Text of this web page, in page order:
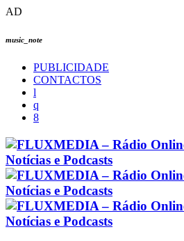
AD
music_note
PUBLICIDADE
CONTACTOS